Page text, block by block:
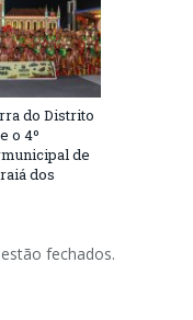
do Distrito
o 4º
de
dos
fechados.